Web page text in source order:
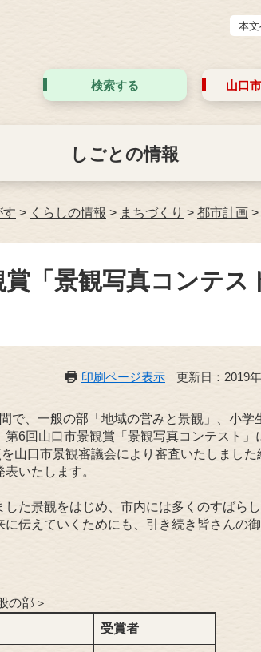
本文
検索する 山口
しごとの情報
す > くらしの情報 > まちづくり > 都市計画
「景観写真コンテス
印刷ページ表示 更新日：2019
で、一般の部「地域の営みと景観」、小学
6回山口市景観賞「景観写真コンテスト」
山口市景観審議会により審査いたしまし
いたします。
た景観をはじめ、市内には多くのすばら
伝えていくためにも、引き続き皆さんの
受賞者
の部＞